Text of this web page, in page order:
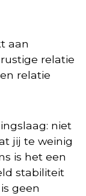
aan
relatie
relatie
niet
jij te weinig
is het een
stabiliteit
geen